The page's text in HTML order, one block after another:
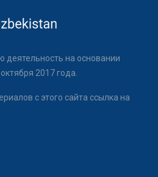
деятельность на основании
2017 года.
с этого сайта ссылка на